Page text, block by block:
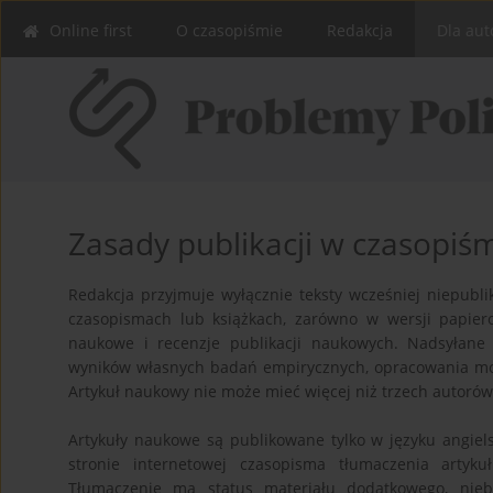
Online first O czasopiśmie Redakcja
Zasady publikacji w
Redakcja przyjmuje wyłącznie teksty wcześniej
czasopismach lub książkach, zarówno w wersji
naukowe i recenzje publikacji naukowych.
wyników własnych badań empirycznych, opracowania
Artykuł naukowy nie może mieć więcej niż trzech
Artykuły naukowe są publikowane tylko w języku
stronie internetowej czasopisma tłumaczenia
Tłumaczenie ma status materiału dodatkowego,